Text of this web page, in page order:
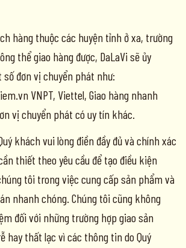
hàng thuộc các huyện tỉnh ở xa, trường
thể giao hàng được, DaLaVi sẽ ủy
số đơn vị chuyển phát như:
VNPT, Viettel, Giao hàng nhanh
vị chuyển phát có uy tín khác.
khách vui lòng điền đầy đủ và chính xác
thiết theo yêu cầu để tạo điều kiện
tôi trong việc cung cấp sản phẩm và
nhanh chóng. Chúng tôi cũng không
đối với những trường hợp giao sản
hay thất lạc vì các thông tin do Quý